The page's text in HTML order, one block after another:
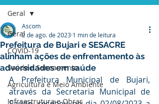
Geral
COVID-19
Saúde e Saneamento
Agricultura e Meio Ambiente
Infraestrutura e Obras
Geral
Prefeitura de Bujari e SESACRE
alinham ações de enfrentamento às
adversidades em saúde
Ascom
2 de ago. de 2023 1 min de leitura
A Prefeitura Municipal de Bujari,
através da Secretaria Municipal de